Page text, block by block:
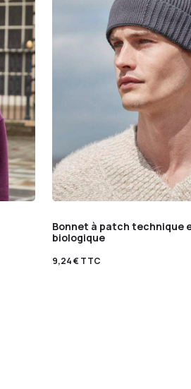
Bonnet à patch technique
biologique
9,24€TTC